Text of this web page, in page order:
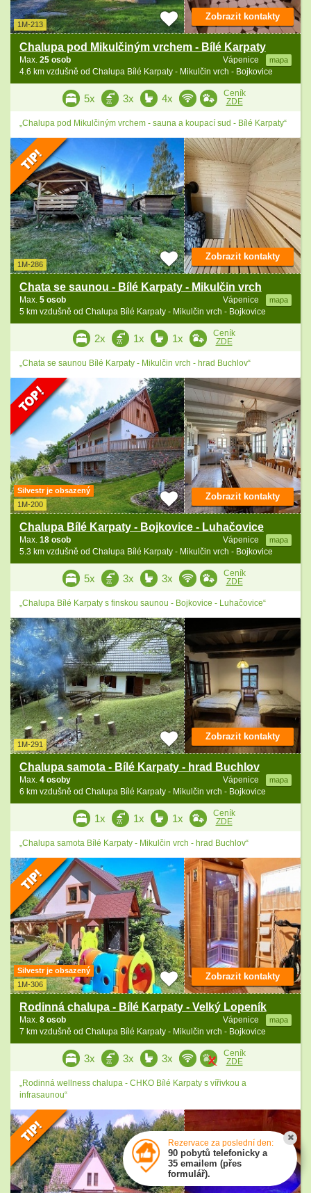
1M-213
Chalupa pod Mikulčiným vrchem - Bílé Karpaty
Vápenice mapa
Max. 25 osob
4.6 km vzdušně od Chalupa Bílé Karpaty - Mikulčin vrch - Bojkovice
Zobrazit kontakty
5x 3x 4x
Ceník
ZDE
„Chalupa pod Mikulčiným vrchem - sauna a koupací sud - Bílé Karpaty“
1M-286
Chata se saunou - Bílé Karpaty - Mikulčin vrch
Vápenice mapa
Max. 5 osob
5 km vzdušně od Chalupa Bílé Karpaty - Mikulčin vrch - Bojkovice
Zobrazit kontakty
2x 1x 1x
Ceník
ZDE
„Chata se saunou Bílé Karpaty - Mikulčin vrch - hrad Buchlov“
Silvestr je obsazený
1M-200
Chalupa Bílé Karpaty - Bojkovice - Luhačovice
Vápenice mapa
Max. 18 osob
5.3 km vzdušně od Chalupa Bílé Karpaty - Mikulčin vrch - Bojkovice
Zobrazit kontakty
5x 3x 3x
Ceník
ZDE
„Chalupa Bílé Karpaty s finskou saunou - Bojkovice - Luhačovice“
1M-291
Chalupa samota - Bílé Karpaty - hrad Buchlov
Vápenice mapa
Max. 4 osoby
6 km vzdušně od Chalupa Bílé Karpaty - Mikulčin vrch - Bojkovice
Zobrazit kontakty
1x 1x 1x
Ceník
ZDE
„Chalupa samota Bílé Karpaty - Mikulčin vrch - hrad Buchlov“
Silvestr je obsazený
1M-306
Rodinná chalupa - Bílé Karpaty - Velký Lopeník
Vápenice mapa
Max. 8 osob
7 km vzdušně od Chalupa Bílé Karpaty - Mikulčin vrch - Bojkovice
Zobrazit kontakty
3x 3x 3x
Ceník
ZDE
„Rodinná wellness chalupa - CHKO Bílé Karpaty s vířivkou a
infrasaunou“
Rezervace za poslední den:
90 pobytů telefonicky a
35 emailem (přes
formulář).